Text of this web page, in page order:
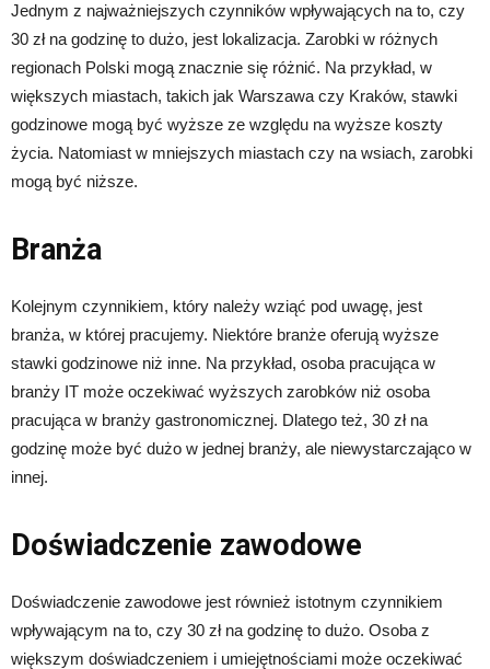
Jednym z najważniejszych czynników wpływających na to, czy
30 zł na godzinę to dużo, jest lokalizacja. Zarobki w różnych
regionach Polski mogą znacznie się różnić. Na przykład, w
większych miastach, takich jak Warszawa czy Kraków, stawki
godzinowe mogą być wyższe ze względu na wyższe koszty
życia. Natomiast w mniejszych miastach czy na wsiach, zarobki
mogą być niższe.
Branża
Kolejnym czynnikiem, który należy wziąć pod uwagę, jest
branża, w której pracujemy. Niektóre branże oferują wyższe
stawki godzinowe niż inne. Na przykład, osoba pracująca w
branży IT może oczekiwać wyższych zarobków niż osoba
pracująca w branży gastronomicznej. Dlatego też, 30 zł na
godzinę może być dużo w jednej branży, ale niewystarczająco w
innej.
Doświadczenie zawodowe
Doświadczenie zawodowe jest również istotnym czynnikiem
wpływającym na to, czy 30 zł na godzinę to dużo. Osoba z
większym doświadczeniem i umiejętnościami może oczekiwać